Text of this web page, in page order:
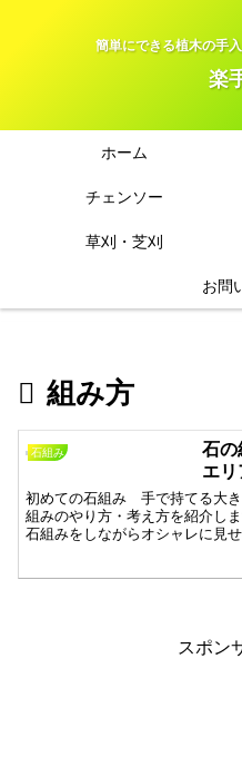
簡単にできる植木の手
楽
ホーム
チェンソー
草刈・芝刈
お問
組み方
石組み
石の
エリ
初めての石組み 手で持てる大
組みのやり方・考え方を紹介し
石組みをしながらオシャレに見
スポン